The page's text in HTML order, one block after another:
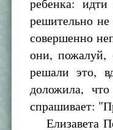
ребенка:
решительно не
совершенно
они, пожалуй,
решали это,
доложила,
спрашивает:
Елизавета